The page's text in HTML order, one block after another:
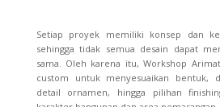
Setiap proyek memiliki konsep dan
sehingga tidak semua desain dapat
sama. Oleh karena itu, Workshop
custom untuk menyesuaikan bentuk,
detail ornamen, hingga pilihan